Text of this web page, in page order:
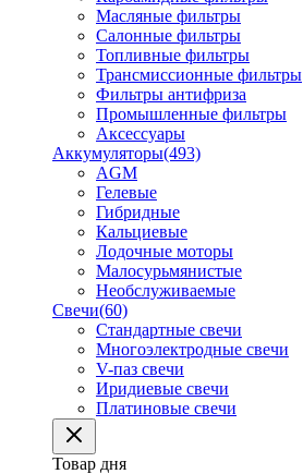
Масляные фильтры
Салонные фильтры
Топливные фильтры
Трансмиссионные фильтры
Фильтры антифриза
Промышленные фильтры
Аксессуары
Аккумуляторы(493)
AGM
Гелевые
Гибридные
Кальциевые
Лодочные моторы
Малосурьмянистые
Необслуживаемые
Свечи(60)
Стандартные свечи
Многоэлектродные свечи
V-паз свечи
Иридиевые свечи
Платиновые свечи
Товар дня